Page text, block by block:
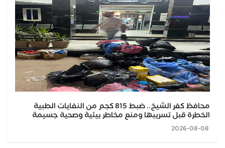
محافظ كفر الشيخ.. ضبط 815 كجم من النفايات الطبية
الخطرة قبل تسريبها ومنع مخاطر بيئية وصحية جسيمة